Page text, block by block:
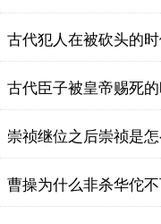
古代犯人在被砍头的
古代臣子被皇帝赐死
崇祯继位之后崇祯是
曹操为什么非杀华佗